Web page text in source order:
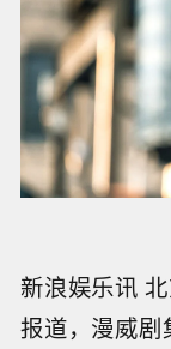
新浪娱乐讯
报道，漫威剧